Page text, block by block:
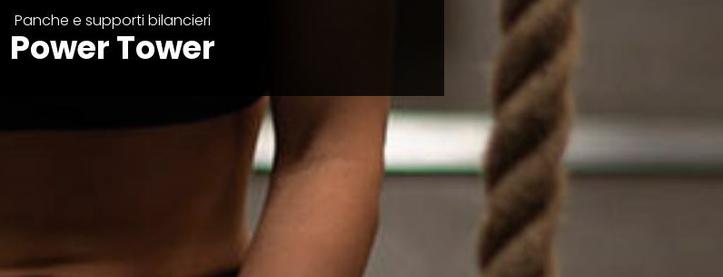
Panche e supporti bilancieri
Power Tower